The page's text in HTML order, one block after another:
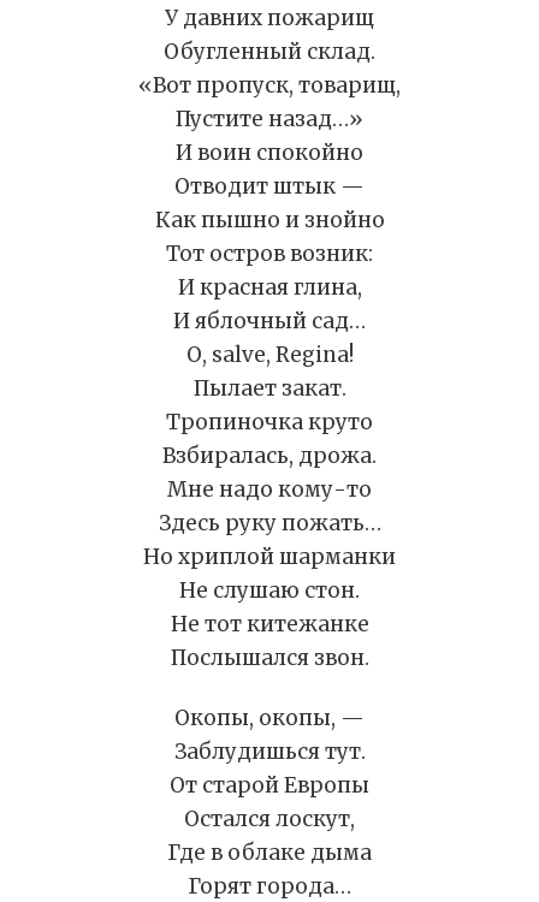
У давних пожарищ
Обугленный склад.
«Вот пропуск, товарищ,
Пустите назад…»
И воин спокойно
Отводит штык —
Как пышно и знойно
Тот остров возник:
И красная глина,
И яблочный сад…
О, salve, Regina!
Пылает закат.
Тропиночка круто
Взбиралась, дрожа.
Мне надо кому-то
Здесь руку пожать…
Но хриплой шарманки
Не слушаю стон.
Не тот китежанке
Послышался звон.
Окопы, окопы, —
Заблудишься тут.
От старой Европы
Остался лоскут,
Где в облаке дыма
Горят города…